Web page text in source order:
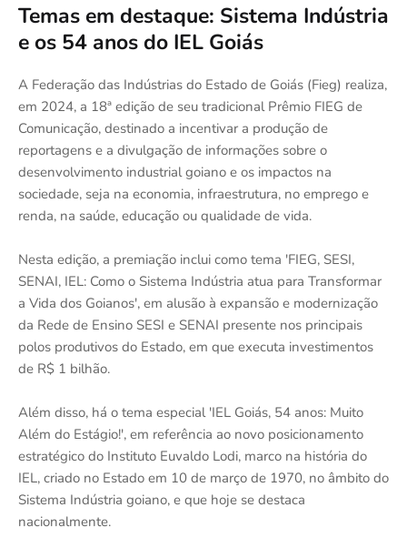
Temas em destaque: Sistema Indústria
e os 54 anos do IEL Goiás
A Federação das Indústrias do Estado de Goiás (Fieg) realiza,
em 2024, a 18ª edição de seu tradicional Prêmio FIEG de
Comunicação, destinado a incentivar a produção de
reportagens e a divulgação de informações sobre o
desenvolvimento industrial goiano e os impactos na
sociedade, seja na economia, infraestrutura, no emprego e
renda, na saúde, educação ou qualidade de vida.
Nesta edição, a premiação inclui como tema 'FIEG, SESI,
SENAI, IEL: Como o Sistema Indústria atua para Transformar
a Vida dos Goianos', em alusão à expansão e modernização
da Rede de Ensino SESI e SENAI presente nos principais
polos produtivos do Estado, em que executa investimentos
de R$ 1 bilhão.
Além disso, há o tema especial 'IEL Goiás, 54 anos: Muito
Além do Estágio!', em referência ao novo posicionamento
estratégico do Instituto Euvaldo Lodi, marco na história do
IEL, criado no Estado em 10 de março de 1970, no âmbito do
Sistema Indústria goiano, e que hoje se destaca
nacionalmente.